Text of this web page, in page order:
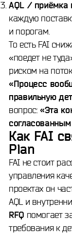
AQL / приёмка
каждую
и порогам.
То есть FAI
«поедет не
риском на
«Процесс
правильную
вопрос:«Эта
Как FAI
Plan
FAI не стоит
управления
проектах он
AQL и
RFQ помогает
требования к